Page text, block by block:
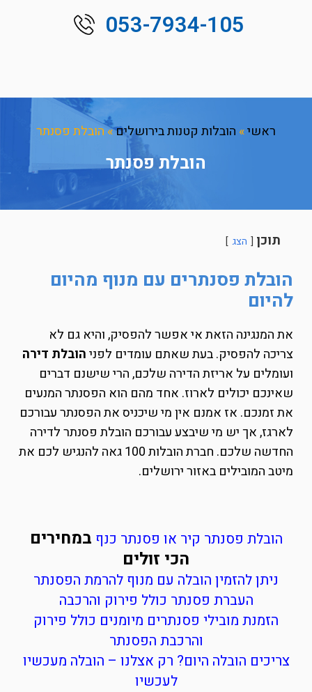
053-7934-105
ראשי» הובלות קטנות בירושלים»הובלת פסנתר
הובלת פסנתר
תוכן הצג
הובלת פסנתרים עם מנוף מהיום
להיום
את המנגינה הזאת אי אפשר להפסיק, והיא גם לא
צריכה להפסיק. בעת שאתם עומדים לפניהובלת דירה
ועומלים על אריזת הדירה שלכם, הרי שישנם דברים
שאינכם יכולים לארוז. אחד מהם הוא הפסנתר המנעים
את זמנכם. אז אמנם אין מי שיכניס את הפסנתר עבורכם
לארגז, אך יש מי שיבצע עבורכם הובלת פסנתר לדירה
החדשה שלכם. חברת הובלות 100 גאה להנגיש לכם את
מיטב המובילים באזור ירושלים.
הובלת פסנתר קיר או פסנתר כנף במחירים
הכי זולים
ניתן להזמין הובלה עם מנוף להרמת הפסנתר
העברת פסנתר כולל פירוק והרכבה
הזמנת מובילי פסנתרים מיומנים כולל פירוק
והרכבת הפסנתר
צריכים הובלה היום? רק אצלנו – הובלה מעכשיו
לעכשיו